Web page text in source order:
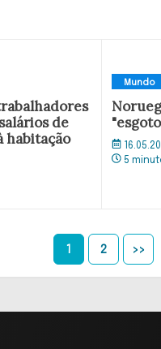
de
habitação
Mundo
5
1 2 >>